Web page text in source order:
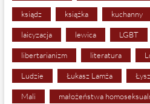
ksiądz książka kuchanny
laicyzacja lewica LGBT
libertarianizm literatura
Ludzie Łukasz Lamża
Mali małożeństwa